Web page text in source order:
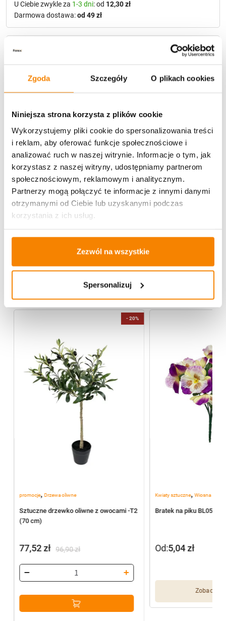
Zgoda Szczegóły O plikach cookies
Niniejsza strona korzysta z plików cookie
Wykorzystujemy pliki cookie do spersonalizowania treści
i reklam, aby oferować funkcje społecznościowe i
analizować ruch w naszej witrynie. Informacje o tym, jak
korzystasz z naszej witryny, udostępniamy partnerom
społecznościowym, reklamowym i analitycznym.
Partnerzy mogą połączyć te informacje z innymi danymi
otrzymanymi od Ciebie lub uzyskanymi podczas
korzystania z ich usług.
Zezwól na wszystkie
Spersonalizuj
Potrzebujesz większą ilość? Zapraszamy do naszej
hurtowniiPrzejdź do hurtowni B2B
U Ciebie zwykle za 1-3 dni: od 12,30 zł
Darmowa dostawa:od 49 zł
Opis produktu
Specyfikacja
Opinie klientów
Więcej z kategorii Kwiaty sztuczne
promocje, Drzewa oliwne
Sztuczne drzewko oliwne z owocami -T2
(70 cm)
-20%
96,90zł
cena
wynosiła:
96,90 zł.
77,52zł
cena
wynosi:
77,52 zł.
Kwiaty sztuczne,Wiosna
Bratek na piku BL055/
Zobacz
Od:5,04zł